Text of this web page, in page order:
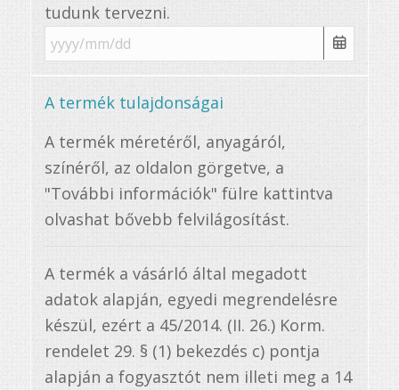
tudunk tervezni.
A termék tulajdonságai
A termék méretéről, anyagáról,
színéről, az oldalon görgetve, a
"További információk" fülre kattintva
olvashat bővebb felvilágosítást.
A termék a vásárló által megadott
adatok alapján, egyedi megrendelésre
készül, ezért a 45/2014. (II. 26.) Korm.
rendelet 29. § (1) bekezdés c) pontja
alapján a fogyasztót nem illeti meg a 14